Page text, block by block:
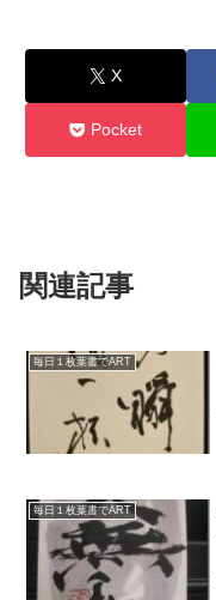
X
Pocket
関連記事
毎日１枚葉書でART
毎日１枚葉書でART